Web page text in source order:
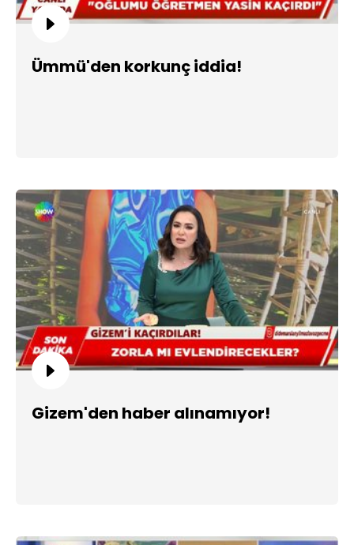
Ümmü'den korkunç iddia!
Gizem'den haber alınamıyor!